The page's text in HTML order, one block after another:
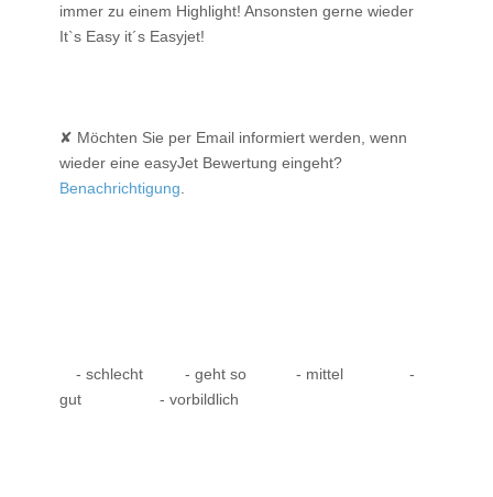
immer zu einem Highlight! Ansonsten gerne wieder
It`s Easy it´s Easyjet!
✘ Möchten Sie per Email informiert werden, wenn
wieder eine easyJet Bewertung eingeht?
Benachrichtigung
- schlecht - geht so - mittel
-
gut
- vorbildlich